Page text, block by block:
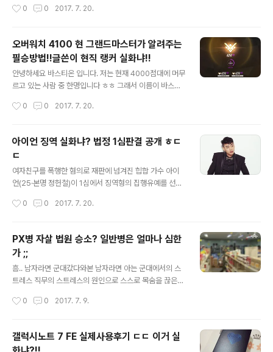
편리하고 작은 차로 견인도 가능한 그런 녀석입니다.귀엽
제출 기한을 지정해 달라고 재판부에 요청했다. 최씨 변호
(부장판사 김세윤) 심리로 열린 박근혜(65) 전 대통령과 최
씨 등의 특정범죄가중처벌 등에 관한 법률 위반(뇌물) 등
혐의 39차 공판에서 "검찰이 기습적으로 증거 제출을 하면
피고인의 방어권이 원천 봉쇄된다"며 이같이 주장했다. 이
변호사는 "최근 새 정부에서 청와대 민정수석실과 정무수
됐다며 특검과 검찰에 사본을 넘겼다고 말하고 있다"고 운
0 0 2017. 7. 20.
오버워치 4100 현 그랜드마스터가 알려주는
필승방법!!글쓴이 현직 랭커 실화냐!!
안녕하세요 바스티온 입니다. 저는 현재 4000점대에 머무
르고 있는 사람 중 한명입니다 ㅎㅎ 그래서 이름이 바스티
려드리겠습니다. 감도를 바꿔라 자신은 분명 잘한 것 같았
워치는 감도 쓸데없이 높게 하면 그게 더 방해되는 것 같습
니다. 특히 맥크리나 솔져같이 에임 중요한 영웅들 원래 제
가 감도를 35 정도로 맞춰놓고 했었는데 다른 분들이 35
는 너무 높다, 20도 높은데 어떻게 하냐고 해서 함 10으로
바꿨더니 너무 잘 맞아서 골드에서 마스터구간까지 올수
는 꿀팁을 어느정도는 알고있으리라 생각됩니다. 팀보이스
0 0 2017. 7. 20.
아이언 징역 실화냐? 법정 1심판결 공개 ㅎㄷ
ㄷ
여자친구를 폭행한 혐의로 재판에 넘겨진 힙합 가수 아이
언(25·본명 정헌철)이 1심에서 징역형의 집행유예를 선고
해 등 혐의로 불구속 기소된 아이언에게 징역 8개월에 집
난해 9월 서울 종로구 창신동 자택에서 여자친구 A(25)씨
가 성관계 도중 요구를 들어주지 않는다는 이유로 화를 내
며 주먹으로 얼굴을 내려친 혐의로 재판에 넘겨졌다. 또 같
은 해 10월에는 A씨가 이별을 통보하자 목을 조른 채 주먹
으로 얼굴을 수차례 때리고 몸을 짓눌러 타박상과 왼손 새
좋은노래와 좋은모습으로 무대에서 볼수 있었으면 좋겠네
0 0 2017. 7. 20.
PX병 자살 법원 승소? 일반병은 얼마나 심한
가 ;;
흠.. 남자라면 군대갔다와본 남자라면 아는 군대에서의 스
트레스 직무의 스트레스의 원인으로 스스로 목숨을 끊은
승소판결이 났는데요. 아들의 보훈보상자로 인정해달라는
과관계가 있다고 법원에서 판결을 내리면서 그동안 안타깝
게 사망한 군인들... PX병은 많은 분들에게 꿀?보직으로 소
0 0 2017. 7. 9.
갤럭시노트 7 FE 실제사용후기 ㄷㄷ 이거 실